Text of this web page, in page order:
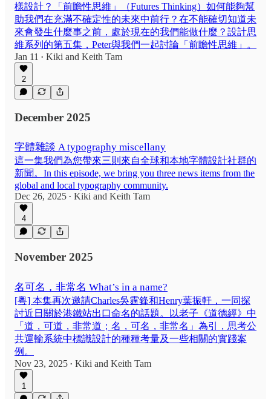
樣設計？「前瞻性思維」（Futures Thinking）如何能夠幫
助我們在充滿不確定性的未來中前行？在不能確切知道未
來會發生什麼事之前，處於現在的我們能做什麼？設計思
維系列的第五集，Peter與我們一起討論「前瞻性思維」。
Jan 11
• Kiki and Keith Tam
2
December 2025
字體雜談 A typography miscellany
這一集我們為您帶來三則來自全球和本地字體設計社群的
新聞。In this episode, we bring you three news items from the
global and local typography community.
Dec 26, 2025 • Kiki and Keith Tam
4
November 2025
名可名，非常名 What’s in a name?
[粵] 本集再次邀請Charles吳霆鋒和Henry葉振軒，一同探
討近日關於港鐵站出口命名的話題。以老子《道德經》中
「道，可道，非常道；名，可名，非常名」為引，思考公
共運輸系統中標識設計的種種考量及一些相關的實踐案
例。
Nov 23, 2025 • Kiki and Keith Tam
1